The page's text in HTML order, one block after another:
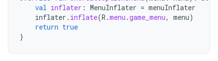
val inflater : MenuInflater = menuInflater
inflater . inflate(R .menu .game_menu, menu)
return true
}